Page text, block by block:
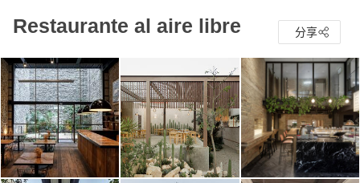
Restaurante al aire libre 分享